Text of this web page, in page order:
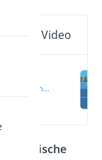
Video
einfach
logistische